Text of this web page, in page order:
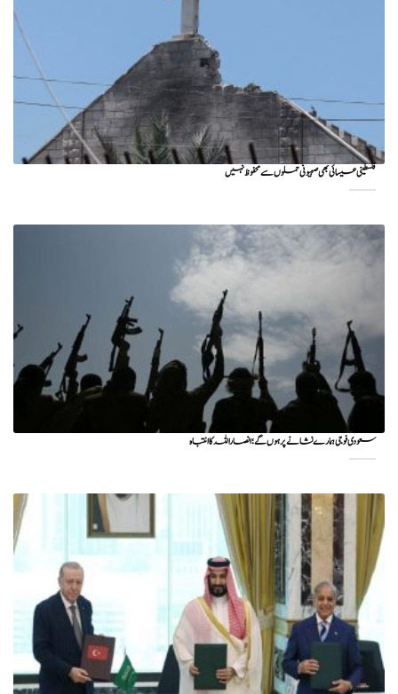
فلسطینی عیسائی بھی صہیونی حملوں سے محفوظ نہیں
سعودی فوجی ہمارے نشانے پر ہوں گے؛ انصاراللہ کا انتباہ